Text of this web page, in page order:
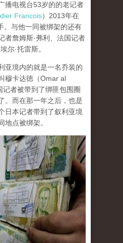
播电视台53岁的的老记者
Francois）2013年在
。与他一同被绑架的还有
者詹姆斯·弗利、法国记者
尔·托雷斯。
亚境内的就是一名乔装的
穆卡达徳（Omar al
者被带到了绑匪包围圈
。而在那一年之后，也是
日本记者带到了叙利亚境
地点被绑架。